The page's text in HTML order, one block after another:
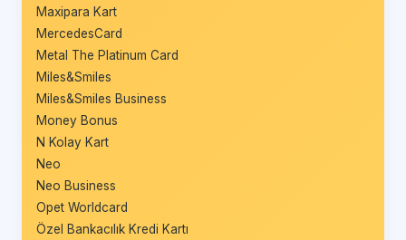
Maxipara Kart
MercedesCard
Metal The Platinum Card
Miles&Smiles
Miles&Smiles Business
Money Bonus
N Kolay Kart
Neo
Neo Business
Opet Worldcard
Özel Bankacılık Kredi Kartı